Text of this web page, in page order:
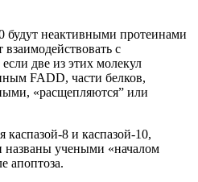
будут неактивными протеинами
с
две из этих молекул
FADD, части белков,
«расщепляются” или
каспазой-8 и каспазой-10,
названы учеными «началом
апоптоза.